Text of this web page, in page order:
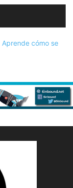
Aprende cómo se